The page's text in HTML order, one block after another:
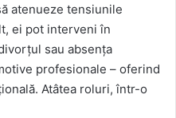
atenueze tensiunile
ei pot interveni în
sau absența
profesionale – oferind
Atâtea roluri, într-o